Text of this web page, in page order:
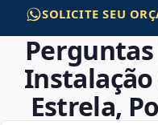
SOLICITE SEU
Estrela,